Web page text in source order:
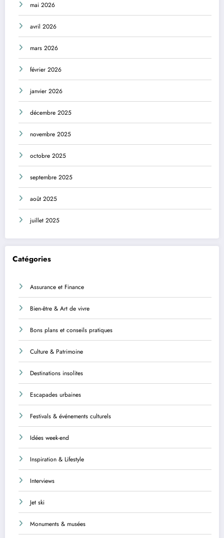
mai 2026
avril 2026
mars 2026
février 2026
janvier 2026
décembre 2025
novembre 2025
octobre 2025
septembre 2025
août 2025
juillet 2025
Catégories
Assurance et Finance
Bien-être & Art de vivre
Bons plans et conseils pratiques
Culture & Patrimoine
Destinations insolites
Escapades urbaines
Festivals & événements culturels
Idées week-end
Inspiration & Lifestyle
Interviews
Jet ski
Monuments & musées